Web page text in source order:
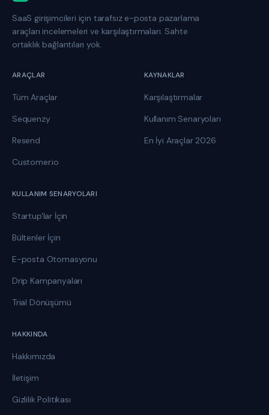
SaaS girişimcileri için tarafsız e-posta pazarlama
araçları incelemeleri ve karşılaştırmaları. Sahte
ortaklık bağlantıları yok.
ARAÇLAR
Tüm Araçlar
Sequenzy
Resend
Customer.io
KAYNAKLAR
Karşılaştırmalar
Kullanım Senaryoları
En İyi Araçlar 2026
KULLANIM SENARYOLARI
Startup'lar İçin
Bültenler İçin
E-posta Otomasyonu
Drip Kampanyaları
Trial Dönüşümü
HAKKINDA
Hakkımızda
İletişim
Gizlilik Politikası